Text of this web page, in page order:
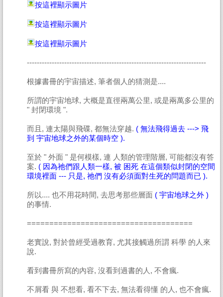
按這裡顯示圖片
按這裡顯示圖片
按這裡顯示圖片
------------------------------------------------------------------------
根據書冊的宇宙描述, 筆者個人的猜測是....
所謂的宇宙地球, 大概是直徑兩萬公里, 或是兩萬多公里的
" 封閉環境 ".
而且, 連太陽與飛碟, 都無法穿越. ( 無法飛得過去 ---> 飛
到 宇宙地球之外的某個時空 ).
至於 " 外面 " 是何模樣, 連 人類的管理階層, 可能都沒有答
案. ( 因為祂們跟人類一樣, 被 困死 在這個類似封閉的空間
環境裡面 --- 只是, 祂們 沒有必須面對生死的問題而已 ).
所以.... 也不用花時間, 去思考那些層面 ( 宇宙地球之外 )
的事情.
=====================================
老實說, 對於曾經受過教育, 尤其接觸過所謂 科學 的人來
說.
看到書冊所寫的內容, 沒看到過書的人, 不會瘋.
不屑看 與 不想看, 看不下去, 無法看得懂 的人, 也不會瘋.